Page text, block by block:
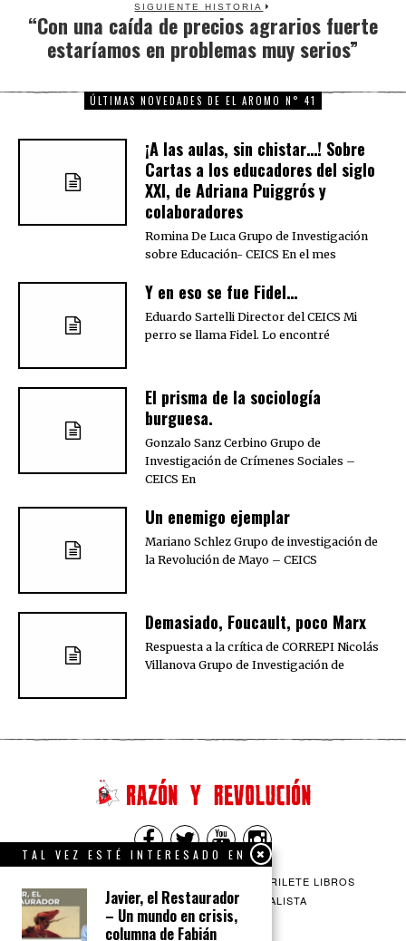
SIGUIENTE HISTORIA
Next
post:
“Con una caída de precios agrarios fuerte
estaríamos en problemas muy serios”
ÚLTIMAS NOVEDADES DE EL AROMO N° 41
¡A las aulas, sin chistar…! Sobre
Cartas a los educadores del siglo
XXI, de Adriana Puiggrós y
colaboradores
Romina De Luca Grupo de Investigación
sobre Educación- CEICS En el mes
Y en eso se fue Fidel…
Eduardo Sartelli Director del CEICS Mi
perro se llama Fidel. Lo encontré
El prisma de la sociología
burguesa.
Gonzalo Sanz Cerbino Grupo de
Investigación de Crímenes Sociales –
CEICS En
Un enemigo ejemplar
Mariano Schlez Grupo de investigación de
la Revolución de Mayo – CEICS
Demasiado, Foucault, poco Marx
Respuesta a la crítica de CORREPI Nicolás
Villanova Grupo de Investigación de
BARRILETE LIBROS
CEICS
ENGLISH VÍA SOCIALISTA
TAL VEZ ESTÉ INTERESADO EN
Javier, el Restaurador
– Un mundo en crisis,
columna de Fabián